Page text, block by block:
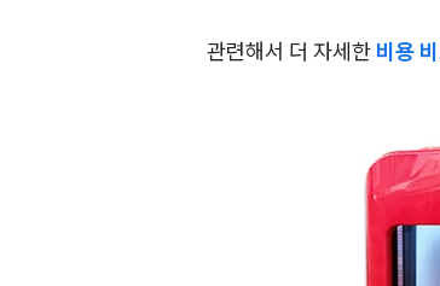
관련해서 더 자세한 비용